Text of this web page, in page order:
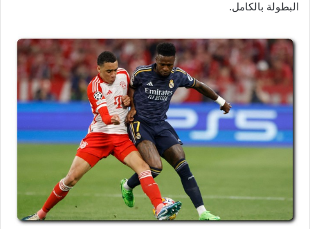
البطولة بالكامل.